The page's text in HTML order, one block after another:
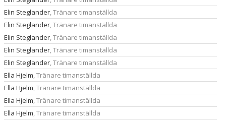
Elin Steglander, Tränare timanställda
Elin Steglander, Tränare timanställda
Elin Steglander, Tränare timanställda
Elin Steglander, Tränare timanställda
Elin Steglander, Tränare timanställda
Ella Hjelm, Tränare timanställda
Ella Hjelm, Tränare timanställda
Ella Hjelm, Tränare timanställda
Ella Hjelm, Tränare timanställda